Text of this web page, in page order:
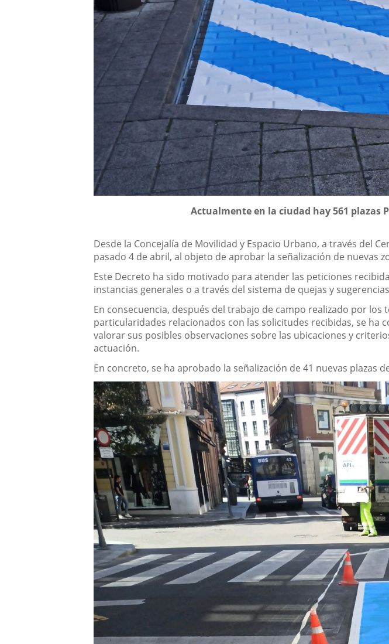
Actualmente en la ciudad hay 561 plazas
Desde la Concejalía de Movilidad y Espacio Urbano, a través del
pasado 4 de abril, al objeto de aprobar la señalización de nuevas
Este Decreto ha sido motivado para atender las peticiones
instancias generales o a través del sistema de quejas y
En consecuencia, después del trabajo de campo realizado por
particularidades relacionados con las solicitudes recibidas, se ha
valorar sus posibles observaciones sobre las ubicaciones y
actuación.
En concreto, se ha aprobado la señalización de 41 nuevas plazas